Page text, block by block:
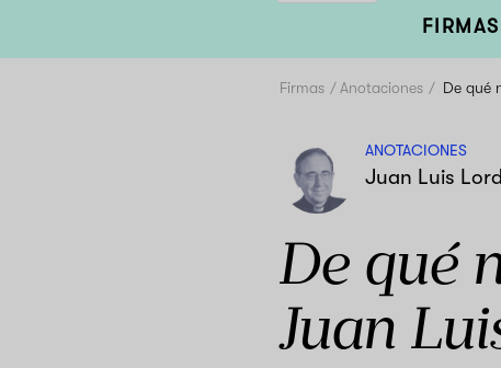
Firmas Anotaciones De qué
ANOTACIONES
Juan Luis
De qué
Juan